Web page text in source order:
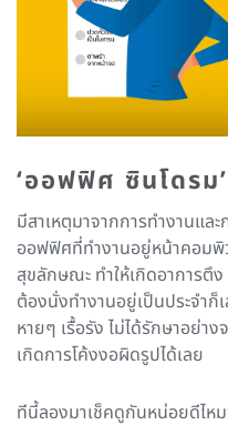
‘ออฟฟิศ ซินโดรม’
มีสาเหตุมาจากการทำงานแล
ออฟฟิศที่ทำงานอยู่หน้าคอมพิ
สุขลักษณะ ทำให้เกิดอาการตึ
ต้องนั่งทำงานอยู่เป็นประจำก็
หายๆ เรื้อรัง ไม่ได้รักษาอย่า
เกิดการโค้งงอผิดรูปได้เลย
ทีนี้ลองมาเช็คดูกันหน่อยดีไห